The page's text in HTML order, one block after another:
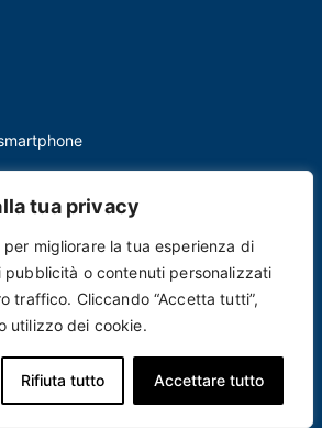
tua privacy
migliorare la tua esperienza di
o contenuti personalizzati
traffico. Cliccando “Accetta tutti”,
utilizzo dei cookie.
Rifiuta tutto Accettare tutto